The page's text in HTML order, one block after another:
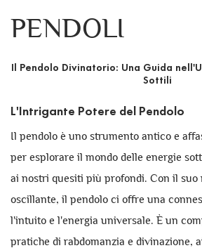
PENDOLI
Il Pendolo Divinatorio: Una Guida
Sottili
L'Intrigante Potere del Pendolo
Il pendolo è uno strumento antico e
per esplorare il mondo delle energie
ai nostri quesiti più profondi. Con il suo
oscillante, il pendolo ci offre una
l'intuito e l'energia universale. È un
pratiche di rabdomanzia e divinazione,